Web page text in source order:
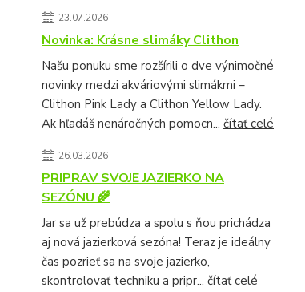
23.07.2026
Novinka: Krásne slimáky Clithon
Našu ponuku sme rozšírili o dve výnimočné
novinky medzi akváriovými slimákmi –
Clithon Pink Lady a Clithon Yellow Lady.
Ak hľadáš nenáročných pomocn... čítať celé
26.03.2026
PRIPRAV SVOJE JAZIERKO NA
SEZÓNU 🌾
Jar sa už prebúdza a spolu s ňou prichádza
aj nová jazierková sezóna! Teraz je ideálny
čas pozrieť sa na svoje jazierko,
skontrolovať techniku a pripr... čítať celé